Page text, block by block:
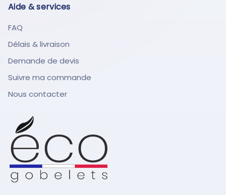
Aide & services
FAQ
Délais & livraison
Demande de devis
Suivre ma commande
Nous contacter